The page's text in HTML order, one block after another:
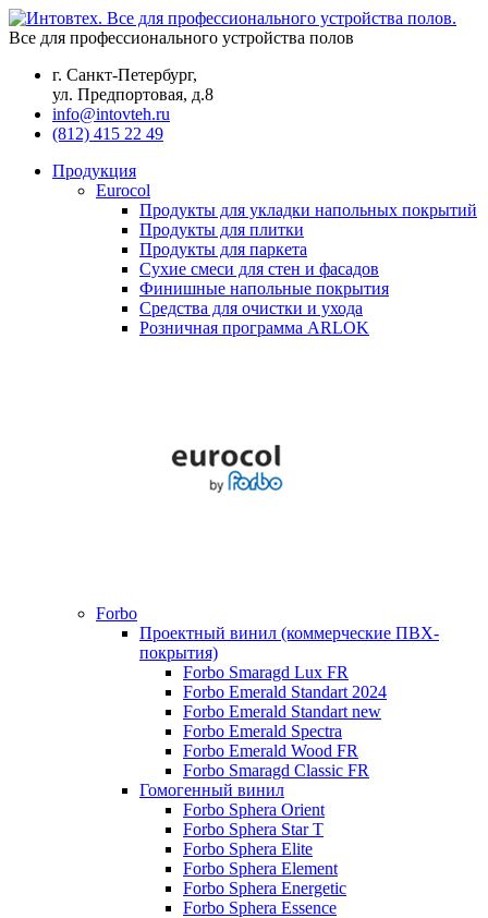
Все для профессионального устройства полов
г. Санкт-Петербург,
ул. Предпортовая, д.8
info@intovteh.ru
(812) 415 22 49
Продукция
Eurocol
Продукты для укладки напольных покрытий
Продукты для плитки
Продукты для паркета
Сухие смеси для стен и фасадов
Финишные напольные покрытия
Средства для очистки и ухода
Розничная программа ARLOK
Forbo
Проектный винил (коммерческие ПВХ-
покрытия)
Forbo Smaragd Lux FR
Forbo Emerald Standart 2024
Forbo Emerald Standart new
Forbo Emerald Spectra
Forbo Emerald Wood FR
Forbo Smaragd Classic FR
Гомогенный винил
Forbo Sphera Orient
Forbo Sphera Star T
Forbo Sphera Elite
Forbo Sphera Element
Forbo Sphera Energetic
Forbo Sphera Essence